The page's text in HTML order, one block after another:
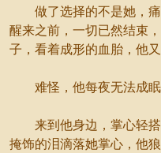
做了选择的不是她，痛
醒来之前，一切已然结束
子，看着成形的血胎，他
难怪，他每夜无法成眠
来到他身边，掌心轻搭
掩饰的泪滴落她掌心，他